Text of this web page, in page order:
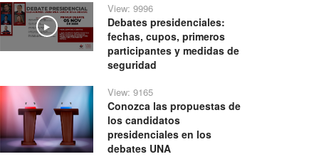
Play
View: 9996
Debates presidenciales:
fechas, cupos, primeros
participantes y medidas de
seguridad
View: 9165
Conozca las propuestas de
los candidatos
presidenciales en los
debates UNA